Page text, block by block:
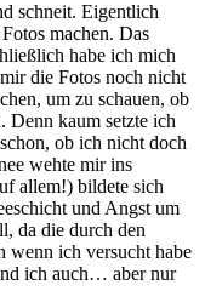
schneit. Eigentlich
machen. Das
habe ich mich
die Fotos noch nicht
um zu schauen, ob
Denn kaum setzte ich
ob ich nicht doch
wehte mir ins
allem!) bildete sich
und Angst um
da die durch den
wenn ich versucht habe
ich auch… aber nur